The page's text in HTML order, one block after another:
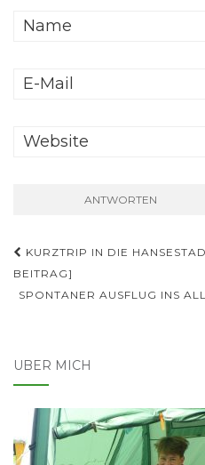
Beitrags-
Navigation
KURZTRIP IN DIE
BEITRAG]
SPONTANER AUSFLUG INS
ÜBER MICH